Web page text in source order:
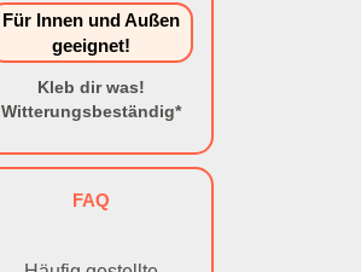
Für Innen und Außen
geeignet!
Kleb dir was!
Witterungsbeständig*
FAQ